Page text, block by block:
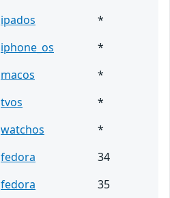
ipados
*
iphone_os
*
macos
*
tvos
*
watchos
*
fedora
34
fedora
35